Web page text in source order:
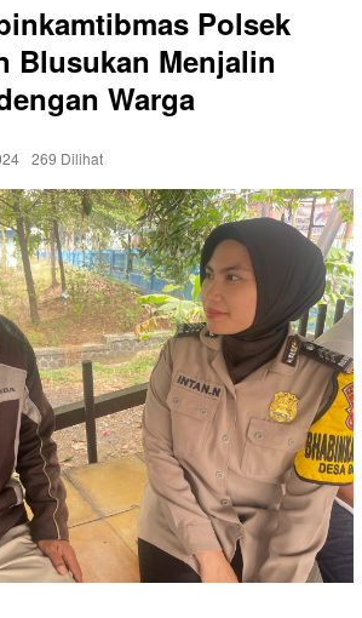
Polsek
Blusukan Menjalin
Warga
269 Dilihat